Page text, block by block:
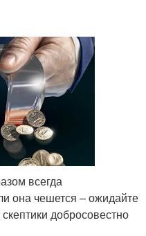
всегда
она чешется – ожидайте
добросовестно